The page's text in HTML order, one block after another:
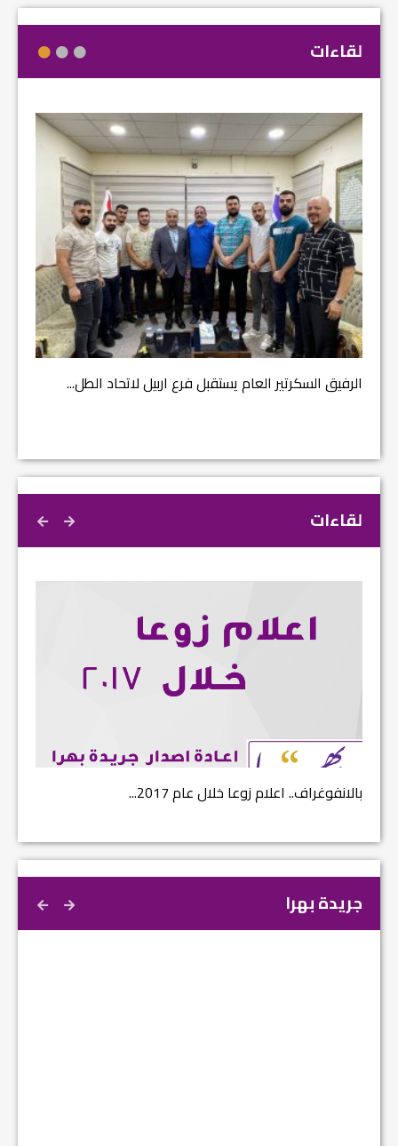
لقاءات
الرفيق السكرتير العام يستقبل فرع اربيل لاتحاد الطل...
لقاءات
بالانفوغراف.. اعلام زوعا خلال عام 2017...
جريدة بهرا